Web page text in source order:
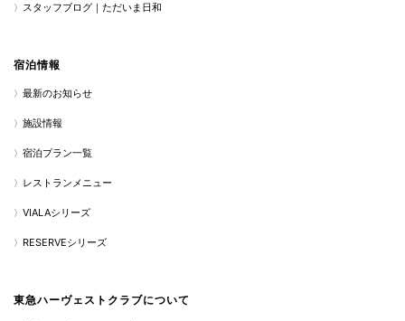
スタッフブログ｜ただいま日和
宿泊情報
最新のお知らせ
施設情報
宿泊プラン一覧
レストランメニュー
VIALAシリーズ
RESERVEシリーズ
東急ハーヴェストクラブについて